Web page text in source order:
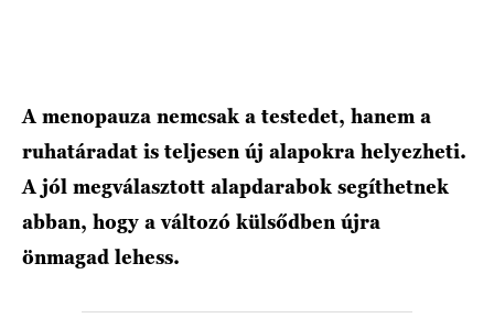
A menopauza nemcsak a testedet, hanem a
ruhatáradat is teljesen új alapokra helyezheti.
A jól megválasztott alapdarabok segíthetnek
abban, hogy a változó külsődben újra
önmagad lehess.